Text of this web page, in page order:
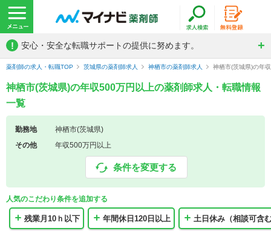
! 安心・安全な転職サポートの提供に努めます。
薬剤師の求人・転職TOP 茨城県の薬剤師求人 神栖市の薬剤師求人 神栖市(茨城県)の年
神栖市(茨城県)の年収500万円以上の薬剤師求人・転職情報
一覧
勤務地
神栖市(茨城県)
その他
年収500万円以上
条件を変更する
人気のこだわり条件を追加する
残業月10ｈ以下 年間休日120日以上 土日休み（相談可含